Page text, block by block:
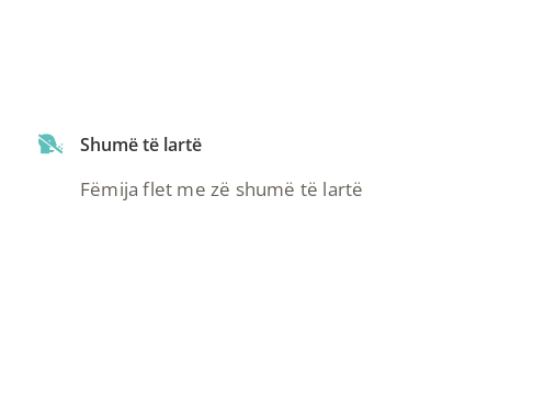
Shumë të lartë
Fëmija flet me zë shumë të lartë